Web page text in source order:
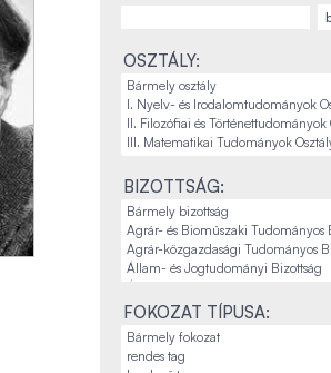
OSZTÁLY:
BIZOTTSÁG:
FOKOZAT TÍPUSA: